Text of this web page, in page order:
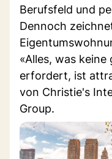
Berufsfeld und
Dennoch
«Alles, was
erfordert, ist
von Christie's
Group.